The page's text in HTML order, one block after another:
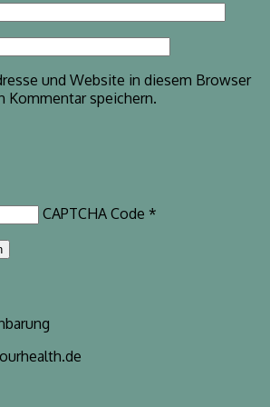
und Website in diesem Browser
Kommentar speichern.
CAPTCHA Code *